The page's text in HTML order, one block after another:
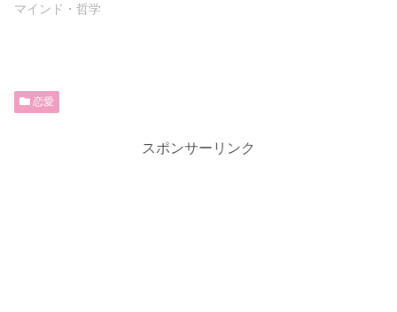
マインド・哲学
恋愛
スポンサーリンク